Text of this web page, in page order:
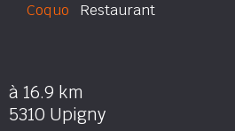
Coquo Restaurant
à 16.9 km
5310 Upigny